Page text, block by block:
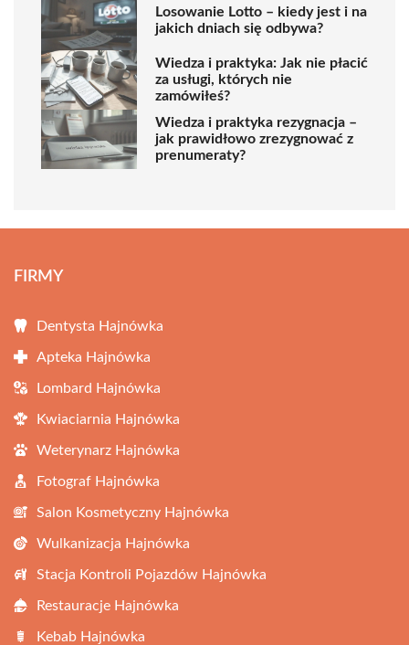
Losowanie Lotto – kiedy jest i na
jakich dniach się odbywa?
Wiedza i praktyka: Jak nie płacić
za usługi, których nie
zamówiłeś?
Wiedza i praktyka rezygnacja –
jak prawidłowo zrezygnować z
prenumeraty?
FIRMY
Dentysta Hajnówka
Apteka Hajnówka
Lombard Hajnówka
Kwiaciarnia Hajnówka
Weterynarz Hajnówka
Fotograf Hajnówka
Salon Kosmetyczny Hajnówka
Wulkanizacja Hajnówka
Stacja Kontroli Pojazdów Hajnówka
Restauracje Hajnówka
Kebab Hajnówka